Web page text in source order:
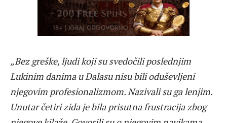
„Bez greške, ljudi koji su svedočili poslednjim
Lukinim danima u Dalasu nisu bili oduševljeni
njegovim profesionalizmom. Nazivali su ga lenjim.
Unutar četiri zida je bila prisutna frustracija zbog